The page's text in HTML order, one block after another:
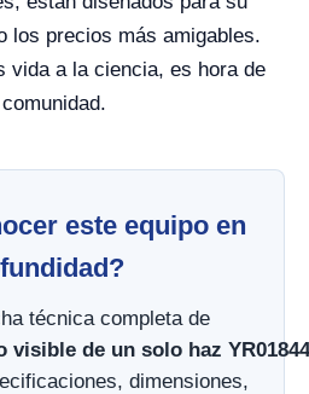
los precios más amigables.
vida a la ciencia, es hora de
este equipo en
técnica completa de
visible de un solo haz YR01844
dimensiones,